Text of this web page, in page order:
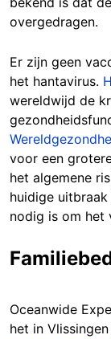
overgedragen.
Er zijn geen
het hantavirus.
wereldwijd de
voor een
het algemene
huidige
nodig is om het
Oceanwide
het in